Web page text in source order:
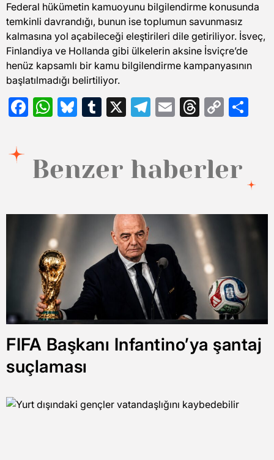
Federal hükümetin kamuoyunu bilgilendirme konusunda
temkinli davrandığı, bunun ise toplumun savunmasız
kalmasına yol açabileceği eleştirileri dile getiriliyor. İsveç,
Finlandiya ve Hollanda gibi ülkelerin aksine İsviçre’de
henüz kapsamlı bir kamu bilgilendirme kampanyasının
başlatılmadığı belirtiliyor.
Facebook
WhatsApp
Bluesky
Tumblr
X Telegram
EmailThreads
Copy
Benzer haberler
FIFA Başkanı Infantino’ya şantaj
suçlaması